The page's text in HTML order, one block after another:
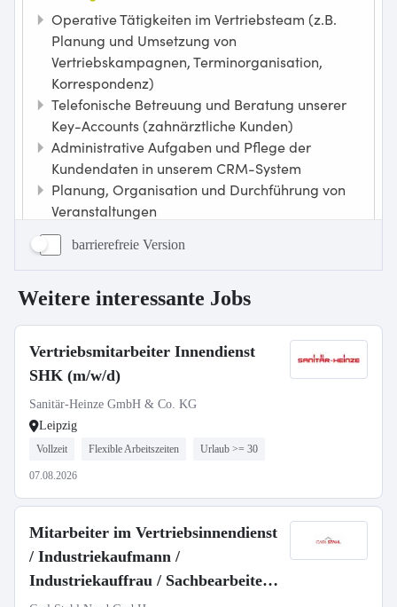
barrierefreie Version
Weitere interessante Jobs
Vertriebsmitarbeiter Innendienst
SHK (m/w/d)
Sanitär-Heinze GmbH & Co. KG
Leipzig
Vollzeit Flexible Arbeitszeiten Urlaub >= 30
07.08.2026
Mitarbeiter im Vertriebsinnendienst
/ Industriekaufmann /
Industriekauffrau / Sachbearbeiter